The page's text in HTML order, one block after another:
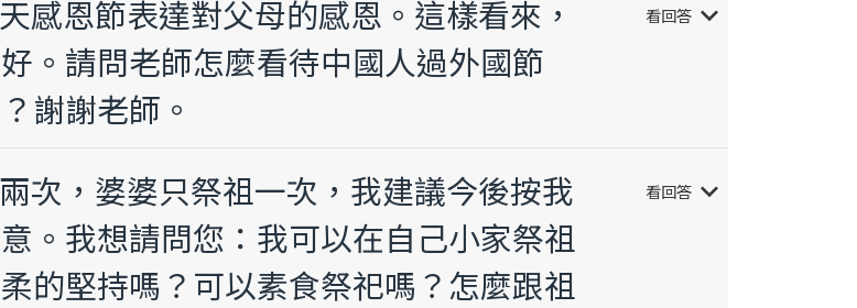
感恩節表達對父母的感恩。這樣看來，
。請問老師怎麼看待中國人過外國節
謝謝老師。
看回答 keyboard_arrow_down
次，婆婆只祭祖一次，我建議今後按我
。我想請問您：我可以在自己小家祭祖
的堅持嗎？可以素食祭祀嗎？怎麼跟祖
看回答 keyboard_arrow_down